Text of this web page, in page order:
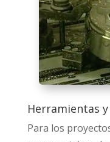
Herramientas
Para los